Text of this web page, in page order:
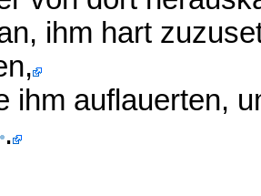
ihm hart
ihm auflauerten,
.